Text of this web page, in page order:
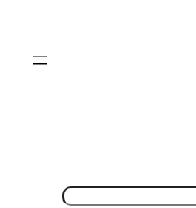
contenu
Rechercher